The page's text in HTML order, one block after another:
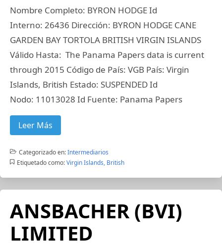
Nombre Completo: BYRON HODGE Id
Interno: 26436 Dirección: BYRON HODGE CANE
GARDEN BAY TORTOLA BRITISH VIRGIN ISLANDS
Válido Hasta: The Panama Papers data is current
through 2015 Código de País: VGB País: Virgin
Islands, British Estado: SUSPENDED Id
Nodo: 11013028 Id Fuente: Panama Papers
Leer Más
Categorizado en:Intermediarios
Etiquetado como: Virgin Islands, British
ANSBACHER (BVI)
LIMITED